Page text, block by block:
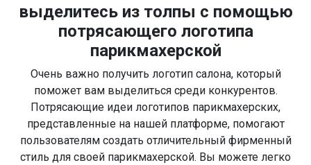
выделитесь из толпы с помощью
потрясающего логотипа
парикмахерской
Очень важно получить логотип салона, который
поможет вам выделиться среди конкурентов.
Потрясающие идеи логотипов парикмахерских,
представленные на нашей платформе, помогают
пользователям создать отличительный фирменный
стиль для своей парикмахерской. Вы можете легко